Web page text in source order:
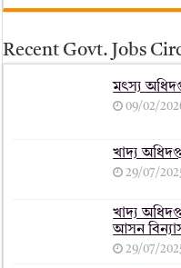
Recent Govt. Jobs
মৎস্য
09/02/
খাদ্য
29/07/
খাদ্য
আসন
29/07/